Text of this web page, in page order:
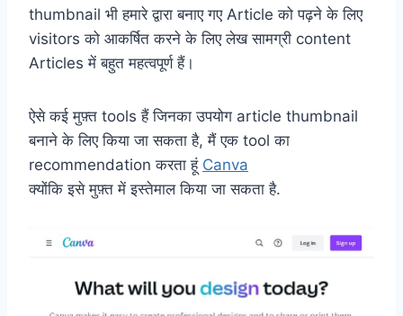
thumbnail भी हमारे द्वारा बनाए गए Article को पढ़ने के लिए
visitors को आकर्षित करने के लिए लेख सामग्री content
Articles में बहुत महत्वपूर्ण हैं।
ऐसे कई मुफ़्त tools हैं जिनका उपयोग article thumbnail
बनाने के लिए किया जा सकता है, मैं एक tool का
recommendation करता हूं Canva
क्योंकि इसे मुफ़्त में इस्तेमाल किया जा सकता है.